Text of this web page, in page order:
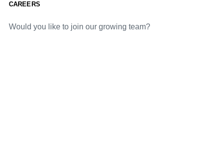
CAREERS
Would you like to join our growing team?